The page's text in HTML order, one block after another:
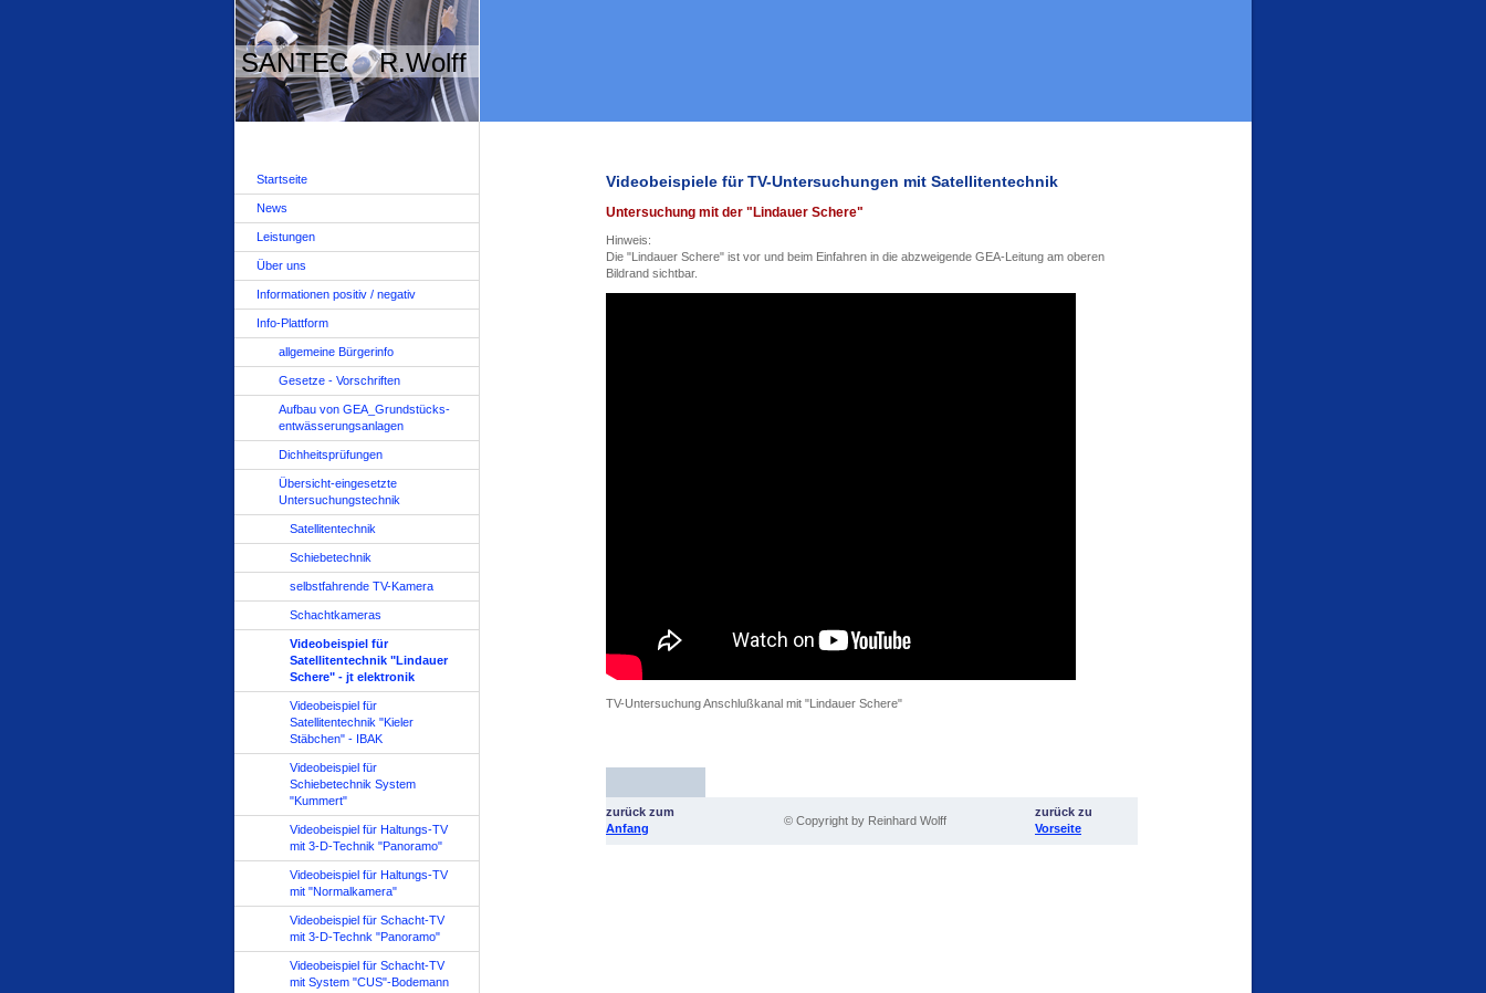
SANTEC R.Wolff
Videobeispiele für TV-Untersuchungen mit Satellitentechnik
Untersuchung mit der "Lindauer Schere"
Hinweis:
Die "Lindauer Schere" ist vor und beim Einfahren in die abzweigende GEA-Leitung am oberen
Bildrand sichtbar.
TV-Untersuchung Anschlußkanal mit "Lindauer Schere"
zurück zum
Anfang
© Copyright by Reinhard Wolff
zurück zu
Vorseite
Startseite
News
Leistungen
Über uns
Informationen positiv / negativ
Info-Plattform
allgemeine Bürgerinfo
Gesetze - Vorschriften
Aufbau von GEA_Grundstücks-
entwässerungsanlagen
Dichheitsprüfungen
Übersicht-eingesetzte
Untersuchungstechnik
Satellitentechnik
Schiebetechnik
selbstfahrende TV-Kamera
Schachtkameras
Videobeispiel für
Satellitentechnik "Lindauer
Schere" - jt elektronik
Videobeispiel für
Satellitentechnik "Kieler
Stäbchen" - IBAK
Videobeispiel für
Schiebetechnik System
"Kummert"
Videobeispiel für Haltungs-TV
mit 3-D-Technik "Panoramo"
Videobeispiel für Haltungs-TV
mit "Normalkamera"
Videobeispiel für Schacht-TV
mit 3-D-Technk "Panoramo"
Videobeispiel für Schacht-TV
mit System "CUS"-Bodemann